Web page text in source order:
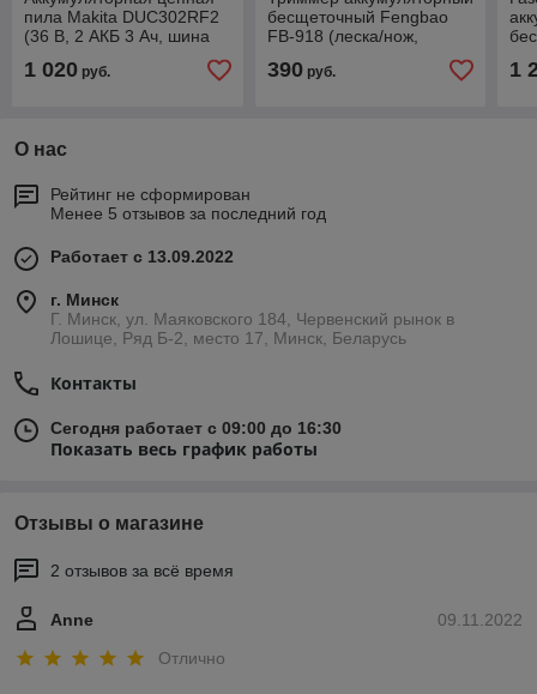
пила Makita DUC302RF2
(36 В, 2 АКБ 3 Ач, шина
1 020 руб.
бесщеточный Fengbao
FB-918 (леска/нож,
ширина скашив. 35 см, 2
АКБ 6 Ач)
390руб. 1
О нас
Рейтинг не сформирован
Менее 5 отзывов за последний год
Работает с 13.09.2022
г. Минск
Г. Минск, ул. Маяковского 184, Червенский рынок в
Лошице, Ряд Б-2, место 17, Минск, Беларусь
Контакты
Сегодня работает с 09:00 до 16:30
Показать весь график работы
Отзывы о магазине
2 отзывов за всё время
09.11.2022
Anne
Отлично